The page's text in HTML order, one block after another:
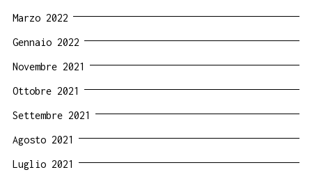
Marzo 2022
Gennaio 2022
Novembre 2021
Ottobre 2021
Settembre 2021
Agosto 2021
Luglio 2021